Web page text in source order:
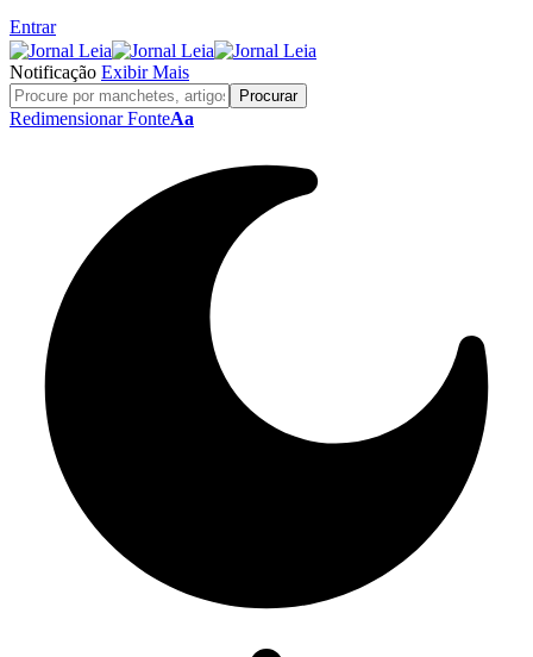
Entrar
Notificação Exibir Mais
Redimensionar FonteAa